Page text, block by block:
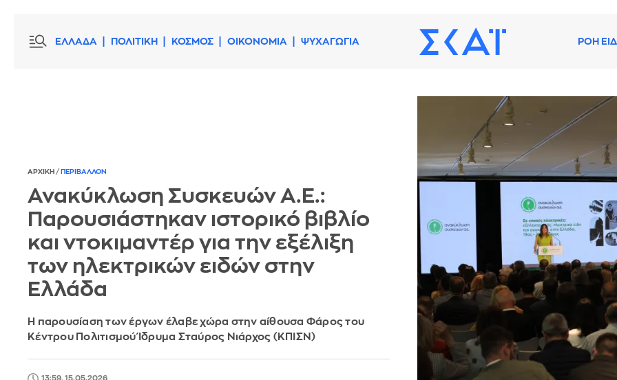
ΕΛΛΑΔΑ ΠΟΛΙΤΙΚΗ ΚΟΣΜΟΣ ΟΙΚΟΝΟΜΙΑ ΨΥΧΑΓΩΓΙΑ ΡΟΗ
ΑΡΧΙΚΗ / ΠΕΡΙΒΑΛΛΟΝ
Ανακύκλωση Συσκευών Α.Ε.:
Παρουσιάστηκαν ιστορικό βιβλίο
και ντοκιμαντέρ για την εξέλιξη
των ηλεκτρικών ειδών στην
Ελλάδα
Η παρουσίαση των έργων έλαβε χώρα στην αίθουσα Φάρος του
Κέντρου Πολιτισμού Ίδρυμα Σταύρος Νιάρχος (ΚΠΙΣΝ)